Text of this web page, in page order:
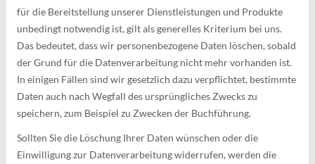
für die Bereitstellung unserer Dienstleistungen und Produkte
unbedingt notwendig ist, gilt als generelles Kriterium bei uns.
Das bedeutet, dass wir personenbezogene Daten löschen, sobald
der Grund für die Datenverarbeitung nicht mehr vorhanden ist.
In einigen Fällen sind wir gesetzlich dazu verpflichtet, bestimmte
Daten auch nach Wegfall des ursprüngliches Zwecks zu
speichern, zum Beispiel zu Zwecken der Buchführung.
Sollten Sie die Löschung Ihrer Daten wünschen oder die
Einwilligung zur Datenverarbeitung widerrufen, werden die